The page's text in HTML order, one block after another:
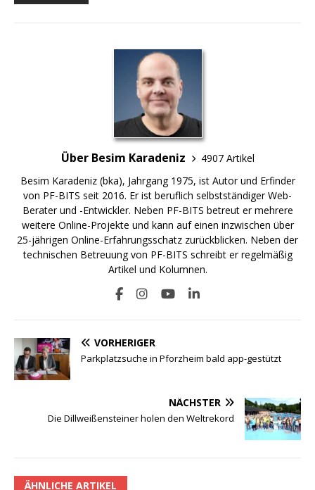
Über Besim Karadeniz
4907 Artikel
Besim Karadeniz (bka), Jahrgang 1975, ist Autor und Erfinder
von PF-BITS seit 2016. Er ist beruflich selbstständiger Web-
Berater und -Entwickler. Neben PF-BITS betreut er mehrere
weitere Online-Projekte und kann auf einen inzwischen über
25-jährigen Online-Erfahrungsschatz zurückblicken. Neben der
technischen Betreuung von PF-BITS schreibt er regelmäßig
Artikel und Kolumnen.
VORHERIGER
Parkplatzsuche in Pforzheim bald app-gestützt
NÄCHSTER
Die Dillweißensteiner holen den Weltrekord
ÄHNLICHE ARTIKEL